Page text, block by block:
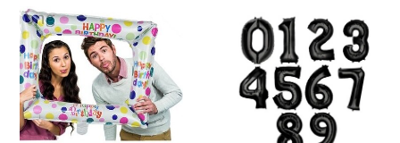
-
35
см
+
пръчка